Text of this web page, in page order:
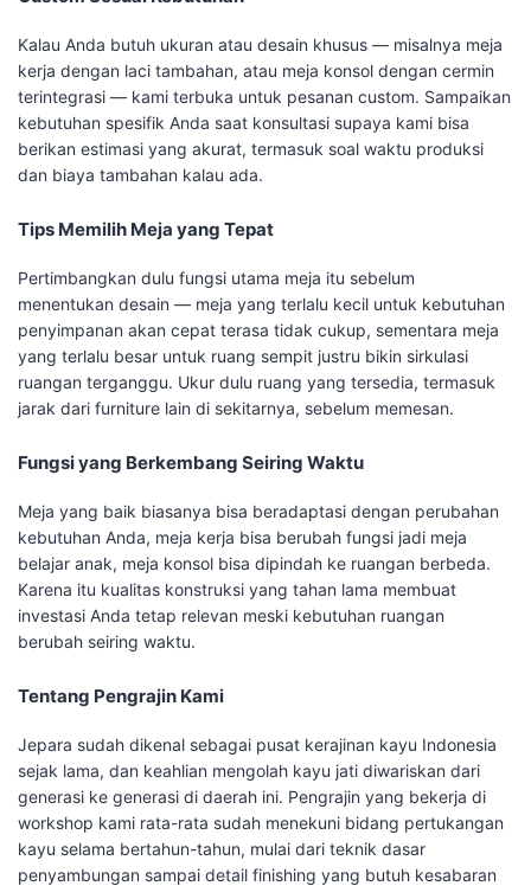
Kalau Anda butuh ukuran atau desain khusus — misalnya meja
kerja dengan laci tambahan, atau meja konsol dengan cermin
terintegrasi — kami terbuka untuk pesanan custom. Sampaikan
kebutuhan spesifik Anda saat konsultasi supaya kami bisa
berikan estimasi yang akurat, termasuk soal waktu produksi
dan biaya tambahan kalau ada.
Tips Memilih Meja yang Tepat
Pertimbangkan dulu fungsi utama meja itu sebelum
menentukan desain — meja yang terlalu kecil untuk kebutuhan
penyimpanan akan cepat terasa tidak cukup, sementara meja
yang terlalu besar untuk ruang sempit justru bikin sirkulasi
ruangan terganggu. Ukur dulu ruang yang tersedia, termasuk
jarak dari furniture lain di sekitarnya, sebelum memesan.
Fungsi yang Berkembang Seiring Waktu
Meja yang baik biasanya bisa beradaptasi dengan perubahan
kebutuhan Anda, meja kerja bisa berubah fungsi jadi meja
belajar anak, meja konsol bisa dipindah ke ruangan berbeda.
Karena itu kualitas konstruksi yang tahan lama membuat
investasi Anda tetap relevan meski kebutuhan ruangan
berubah seiring waktu.
Tentang Pengrajin Kami
Jepara sudah dikenal sebagai pusat kerajinan kayu Indonesia
sejak lama, dan keahlian mengolah kayu jati diwariskan dari
generasi ke generasi di daerah ini. Pengrajin yang bekerja di
workshop kami rata-rata sudah menekuni bidang pertukangan
kayu selama bertahun-tahun, mulai dari teknik dasar
penyambungan sampai detail finishing yang butuh kesabaran